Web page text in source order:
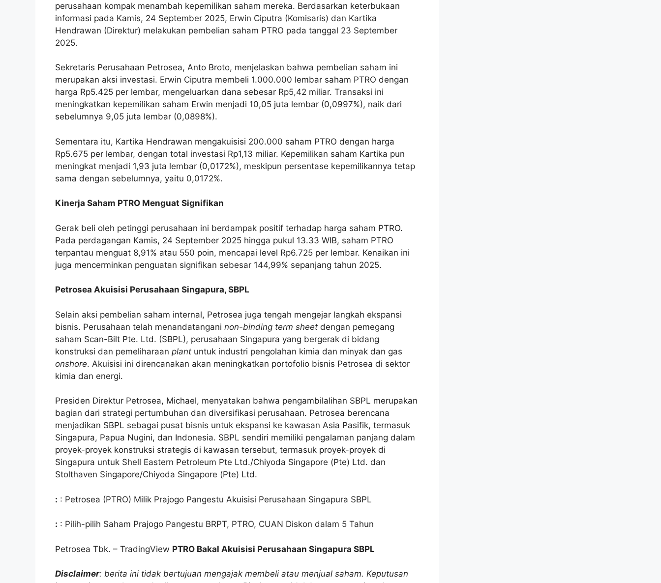
perusahaan kompak menambah kepemilikan saham mereka. Berdasarkan keterbukaan
informasi pada Kamis, 24 September 2025, Erwin Ciputra (Komisaris) dan Kartika
Hendrawan (Direktur) melakukan pembelian saham PTRO pada tanggal 23 September
2025.
Sekretaris Perusahaan Petrosea, Anto Broto, menjelaskan bahwa pembelian saham ini
merupakan aksi investasi. Erwin Ciputra membeli 1.000.000 lembar saham PTRO dengan
harga Rp5.425 per lembar, mengeluarkan dana sebesar Rp5,42 miliar. Transaksi ini
meningkatkan kepemilikan saham Erwin menjadi 10,05 juta lembar (0,0997%), naik dari
sebelumnya 9,05 juta lembar (0,0898%).
Sementara itu, Kartika Hendrawan mengakuisisi 200.000 saham PTRO dengan harga
Rp5.675 per lembar, dengan total investasi Rp1,13 miliar. Kepemilikan saham Kartika pun
meningkat menjadi 1,93 juta lembar (0,0172%), meskipun persentase kepemilikannya tetap
sama dengan sebelumnya, yaitu 0,0172%.
Kinerja Saham PTRO Menguat Signifikan
Gerak beli oleh petinggi perusahaan ini berdampak positif terhadap harga saham PTRO.
Pada perdagangan Kamis, 24 September 2025 hingga pukul 13.33 WIB, saham PTRO
terpantau menguat 8,91% atau 550 poin, mencapai level Rp6.725 per lembar. Kenaikan ini
juga mencerminkan penguatan signifikan sebesar 144,99% sepanjang tahun 2025.
Petrosea Akuisisi Perusahaan Singapura, SBPL
Selain aksi pembelian saham internal, Petrosea juga tengah mengejar langkah ekspansi
bisnis. Perusahaan telah menandatangani non-binding term sheet dengan pemegang
saham Scan-Bilt Pte. Ltd. (SBPL), perusahaan Singapura yang bergerak di bidang
konstruksi dan pemeliharaan plant untuk industri pengolahan kimia dan minyak dan gas
onshore. Akuisisi ini direncanakan akan meningkatkan portofolio bisnis Petrosea di sektor
kimia dan energi.
Presiden Direktur Petrosea, Michael, menyatakan bahwa pengambilalihan SBPL merupakan
bagian dari strategi pertumbuhan dan diversifikasi perusahaan. Petrosea berencana
menjadikan SBPL sebagai pusat bisnis untuk ekspansi ke kawasan Asia Pasifik, termasuk
Singapura, Papua Nugini, dan Indonesia. SBPL sendiri memiliki pengalaman panjang dalam
proyek-proyek konstruksi strategis di kawasan tersebut, termasuk proyek-proyek di
Singapura untuk Shell Eastern Petroleum Pte Ltd./Chiyoda Singapore (Pte) Ltd. dan
Stolthaven Singapore/Chiyoda Singapore (Pte) Ltd.
: : Petrosea (PTRO) Milik Prajogo Pangestu Akuisisi Perusahaan Singapura SBPL
: : Pilih-pilih Saham Prajogo Pangestu BRPT, PTRO, CUAN Diskon dalam 5 Tahun
Petrosea Tbk. – TradingView PTRO Bakal Akuisisi Perusahaan Singapura SBPL
Disclaimer: berita ini tidak bertujuan mengajak membeli atau menjual saham. Keputusan